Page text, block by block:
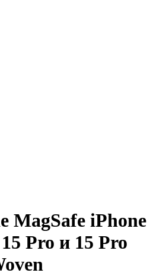
MagSafe iPhone
Pro и 15 Pro